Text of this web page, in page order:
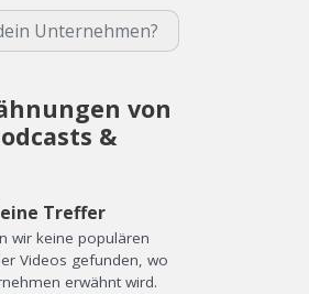
Unternehmen?
von
&
Treffer
wir keine populären
Videos gefunden, wo
erwähnt wird.